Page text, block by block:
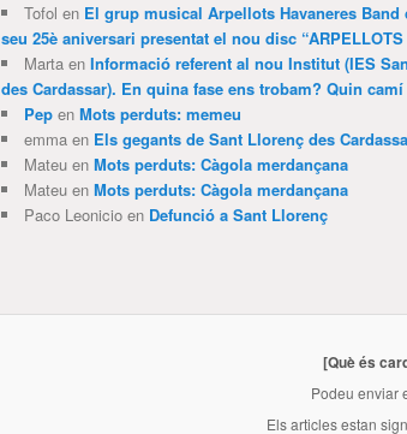
Tofol en El grup musical Arpellots Havaneres Band
seu 25è aniversari presentat el nou disc “ARPELLOTS
Martaen Informació referent al nou Institut (IES
des Cardassar). En quina fase ens trobam? Quin
Pepen Mots perduts: memeu
emmaen Els gegants de Sant Llorenç des
Mateuen Mots perduts: Càgola merdançana
Mateuen Mots perduts: Càgola merdançana
Paco Leonicioen Defunció a Sant Llorenç
[Què és
Podeu enviar
Els articles estan